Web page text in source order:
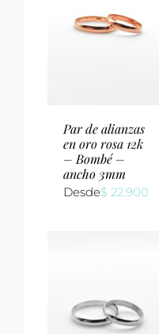
Par de alianzas
en oro rosa 12k
– Bombé –
ancho 3mm
Desde$ 22.900